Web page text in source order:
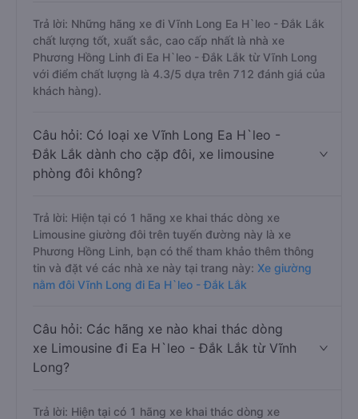
Trả lời: Những hãng xe đi Vĩnh Long Ea H`leo - Đắk Lắk
chất lượng tốt, xuất sắc, cao cấp nhất là nhà xe
Phương Hồng Linh đi Ea H`leo - Đắk Lắk từ Vĩnh Long
với điểm chất lượng là 4.3/5 dựa trên 712 đánh giá của
khách hàng).
Câu hỏi: Có loại xe Vĩnh Long Ea H`leo -
Đắk Lắk dành cho cặp đôi, xe limousine
phòng đôi không?
Trả lời: Hiện tại có 1 hãng xe khai thác dòng xe
Limousine giường đôi trên tuyến đường này là xe
Phương Hồng Linh, bạn có thể tham khảo thêm thông
tin và đặt vé các nhà xe này tại trang này: Xe giường
nằm đôi Vĩnh Long đi Ea H`leo - Đắk Lắk
Câu hỏi: Các hãng xe nào khai thác dòng
xe Limousine đi Ea H`leo - Đắk Lắk từ Vĩnh
Long?
Trả lời: Hiện tại có 1 hãng xe khai thác dòng xe